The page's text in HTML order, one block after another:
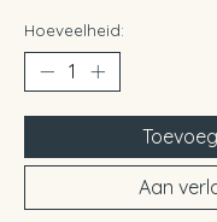
Hoeveelheid:
Aan